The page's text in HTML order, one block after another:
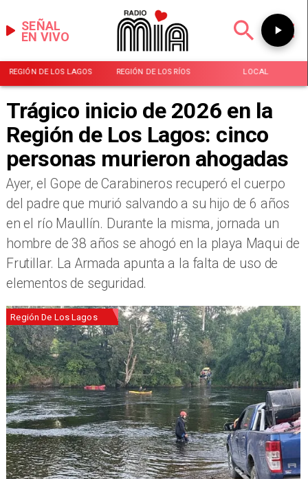
EN VIVO
SEÑAL
REGIÓN DE LOS LAGOS REGIÓN DE LOS RÍOS LOCAL
Trágico inicio de 2026 en la
Región de Los Lagos: cinco
personas murieron ahogadas
Ayer, el Gope de Carabineros recuperó el cuerpo
del padre que murió salvando a su hijo de 6 años
en el río Maullín. Durante la misma, jornada un
hombre de 38 años se ahogó en la playa Maqui de
Frutillar. La Armada apunta a la falta de uso de
elementos de seguridad.
Región De Los Lagos